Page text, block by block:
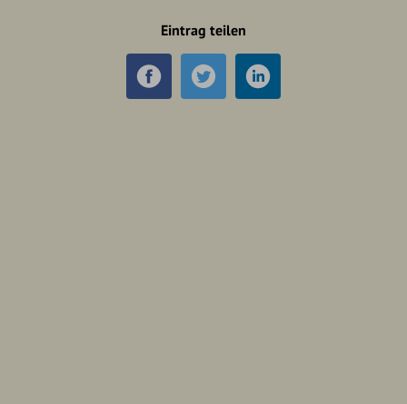
Eintrag teilen